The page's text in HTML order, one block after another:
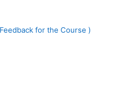
for the Course )